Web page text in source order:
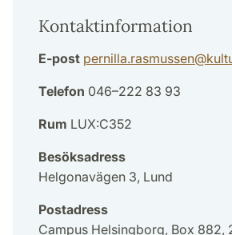
Kontaktinformation
E-post pernilla.rasmussen@
Telefon 046–222 83 93
Rum LUX:C352
Besöksadress
Helgonavägen 3, Lund
Postadress
Campus Helsingborg, Box 882,